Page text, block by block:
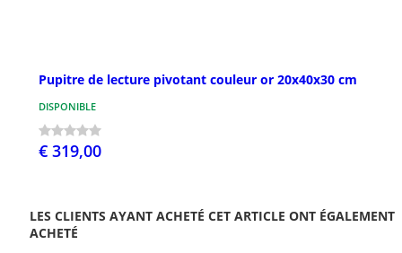
Pupitre de lecture pivotant couleur or 20x40x30 cm
DISPONIBLE
€ 319,00
LES CLIENTS AYANT ACHETÉ CET ARTICLE ONT ÉGALEMENT
ACHETÉ